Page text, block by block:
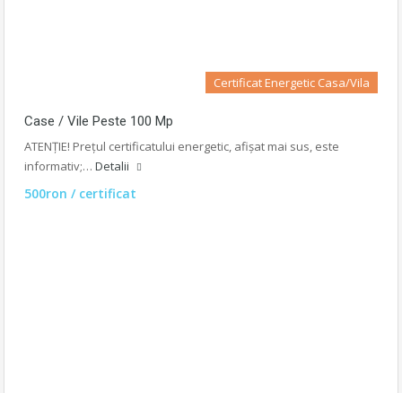
Certificat Energetic Casa/Vila
Case / Vile Peste 100 Mp
ATENȚIE! Prețul certificatului energetic, afișat mai sus, este
informativ;… Detalii
500ron / certificat